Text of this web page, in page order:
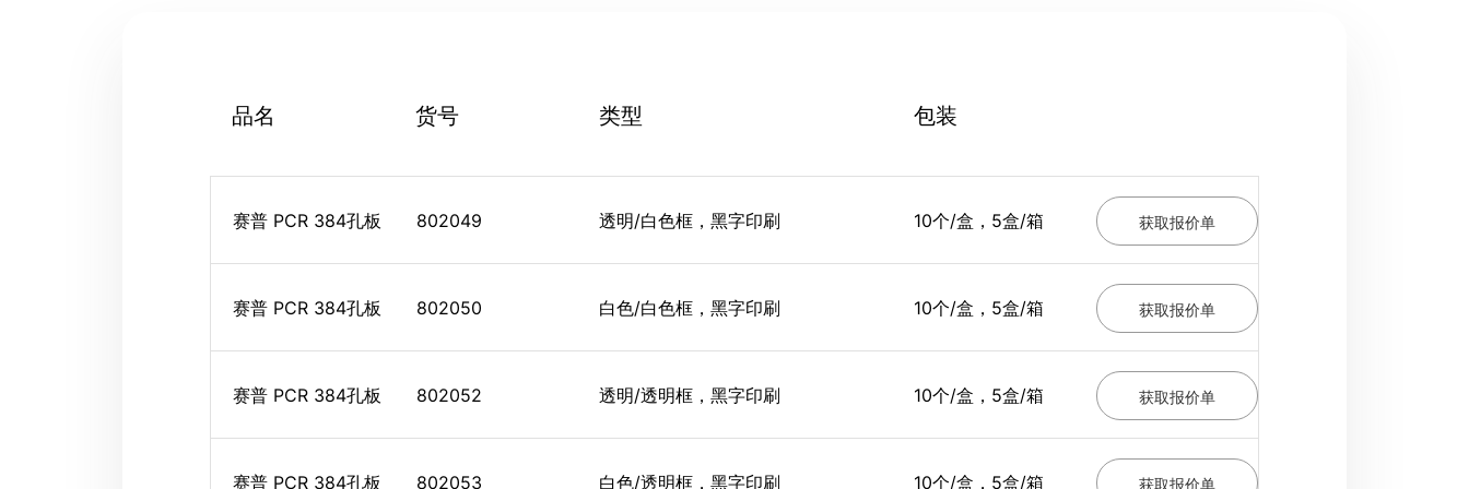
品名 货号 类型 包装
赛普 PCR 384孔板 802049 透明/白色框，黑字印刷 10个/盒，5盒/箱 获取报价单
赛普 PCR 384孔板 802050 白色/白色框，黑字印刷 10个/盒，5盒/箱 获取报价单
赛普 PCR 384孔板 802052 透明/透明框，黑字印刷 10个/盒，5盒/箱 获取报价单
赛普 PCR 384孔板 802053 白色/透明框，黑字印刷 10个/盒，5盒/箱 获取报价单